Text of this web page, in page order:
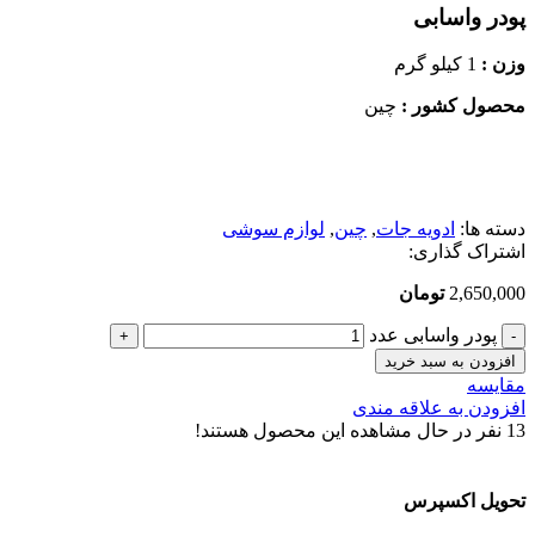
پودر واسابی
وزن :
محصول کشور : چین
دسته ها: ادویه جات, چین, لوازم سوشی
اشتراک گذاری:
2,650,000 تومان
پودر واسابی عدد
افزودن به سبد خرید
مقایسه
افزودن به علاقه مندی
13 نفر در حال مشاهده این محصول هستند!
تحویل اکسپرس